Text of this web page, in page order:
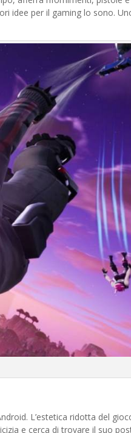
idee per il gaming lo sono.
L’estetica ridotta del
e cerca di trovare il suo